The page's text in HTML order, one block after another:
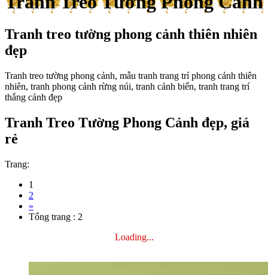
Tranh treo tường phong cảnh thiên nhiên
đẹp
Tranh treo tường phong cảnh, mẫu tranh trang trí phong cảnh thiên
nhiên, tranh phong cảnh rừng núi, tranh cảnh biển, tranh trang trí
thắng cảnh đẹp
Tranh Treo Tường Phong Cảnh đẹp, giá
rẻ
Trang:
1
2
»
Tổng trang : 2
Loading...